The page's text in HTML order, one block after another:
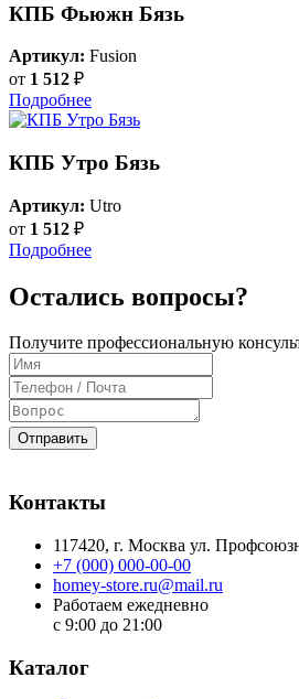
КПБ Фьюжн Бязь
Артикул: Fusion
от 1 512 ₽
Подробнее
КПБ Утро Бязь
Артикул: Utro
от 1 512 ₽
Подробнее
Остались вопросы?
Получите профессиональную
Отправить
Контакты
117420, г. Москва ул.
+7 (000) 000-00-00
homey-store.ru@mail.ru
Работаем ежедневно
с 9:00 до 21:00
Каталог